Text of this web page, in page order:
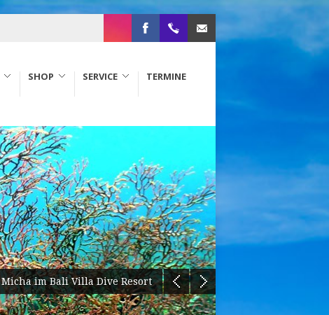
(0)6081
SHOP SERVICE TERMINE
Hecht im Sundhäuser See